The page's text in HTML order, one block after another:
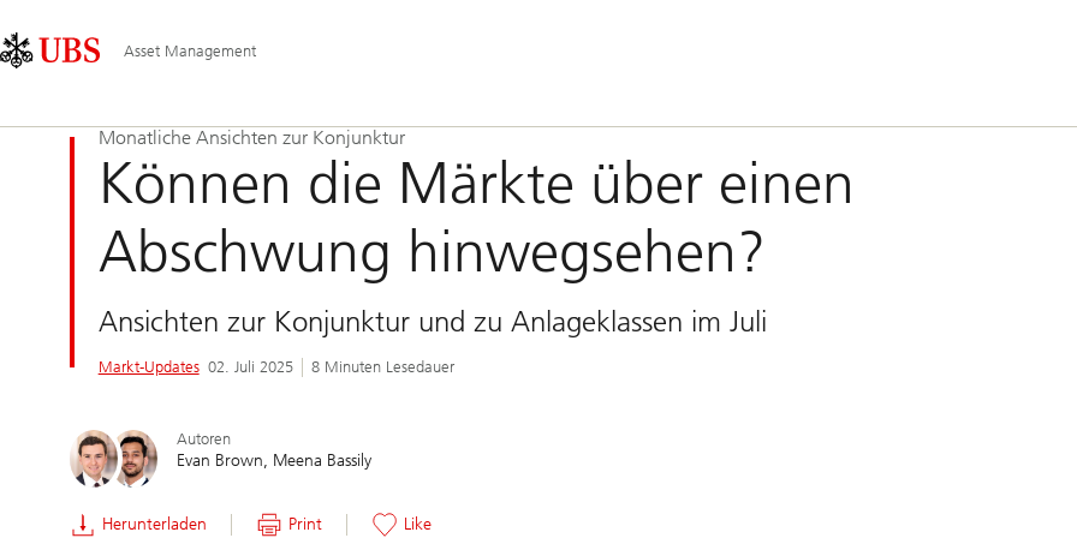
Area
Asset Management
Monatliche Ansichten zur Konjunktur
Können die Märkte über einen
Abschwung hinwegsehen?
Ansichten zur Konjunktur und zu Anlageklassen im Juli
Markt-Updates 02. Juli 2025 8 Minuten Lesedauer
Autoren
Evan Brown Meena Bassily
Herunterladen Print Like